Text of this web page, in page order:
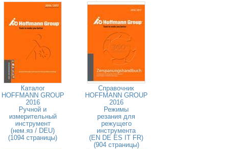
Каталог
HOFFMANN GROUP
2016
Ручной и
измерительный
инструмент
(нем.яз / DEU)
(1094 страницы)
Справочник
HOFFMANN GROUP
2016
Режимы
резания для
режущего
инструмента
(EN DE ES IT FR)
(904 страницы)